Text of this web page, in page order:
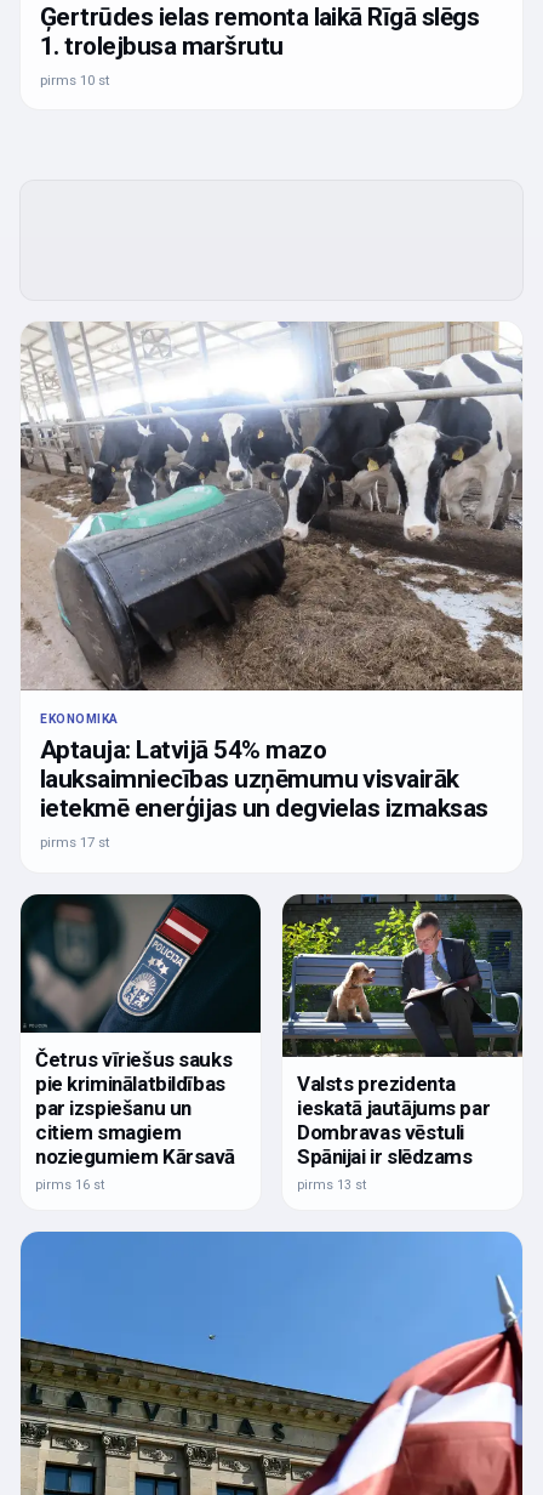
Ģertrūdes ielas remonta laikā Rīgā slēgs
1. trolejbusa maršrutu
pirms 10 st
EKONOMIKA
Aptauja: Latvijā 54% mazo
lauksaimniecības uzņēmumu visvairāk
ietekmē enerģijas un degvielas izmaksas
pirms 17 st
Četrus vīriešus sauks
pie kriminālatbildības
par izspiešanu un
citiem smagiem
noziegumiem Kārsavā
pirms 16 st
Valsts prezidenta
ieskatā jautājums par
Dombravas vēstuli
Spānijai ir slēdzams
pirms 13 st